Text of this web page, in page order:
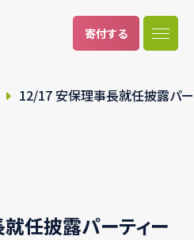
寄付する
12/17 安保理事長就任披露パ
任披露パーティー